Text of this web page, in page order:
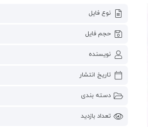
نوع فایل
حجم فایل
نویسنده
تاریخ انتشار
دسته بندی
تعداد بازدید